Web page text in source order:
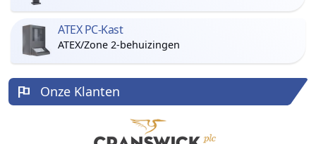
ATEX PC-Kast
ATEX/Zone 2-behuizingen
Onze Klanten